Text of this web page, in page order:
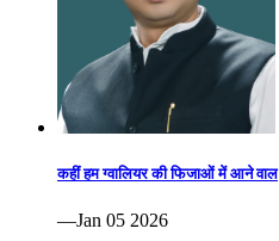
कहीं हम ग्वालियर की फिजाओं में आने वाल
—Jan 05 2026